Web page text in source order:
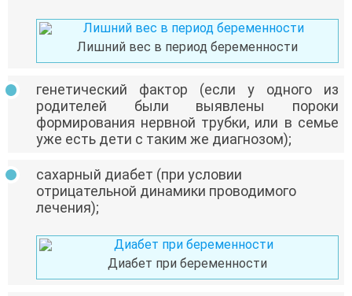
Лишний вес в период беременности
генетический фактор (если у одного из
родителей были выявлены пороки
формирования нервной трубки, или в семье
уже есть дети с таким же диагнозом);
сахарный диабет (при условии
отрицательной динамики проводимого
лечения);
Диабет при беременности